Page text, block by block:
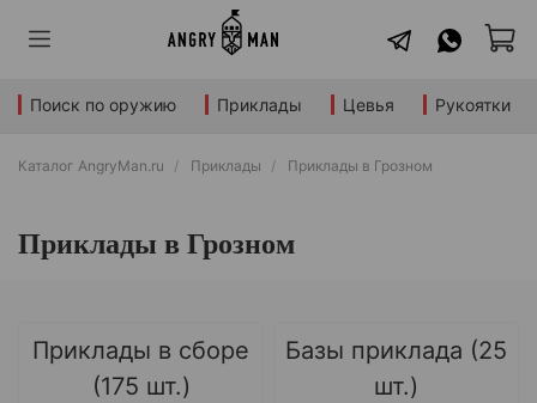
Поиск по оружию Приклады Цевья Рукоятки
Каталог AngryMan.ru Приклады Приклады в Грозном
Приклады в Грозном
Приклады в сборе
(175 шт.)
Базы приклада (25
шт.)